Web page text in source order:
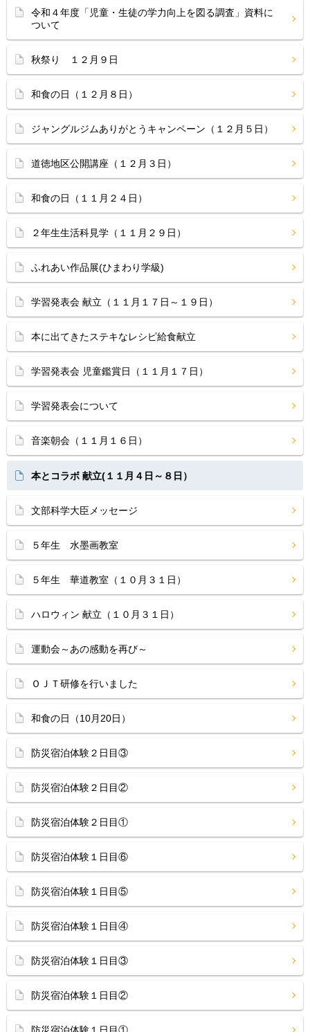
令和４年度「児童・生徒の学力向上を図る調査」資料に
ついて
秋祭り １２月９日
和食の日（１２月８日）
ジャングルジムありがとうキャンペーン（１２月５日）
道徳地区公開講座（１２月３日）
和食の日（１１月２４日）
２年生生活科見学（１１月２９日）
ふれあい作品展(ひまわり学級)
学習発表会 献立（１１月１７日～１９日）
本に出てきたステキなレシピ給食献立
学習発表会 児童鑑賞日（１１月１７日）
学習発表会について
音楽朝会（１１月１６日）
本とコラボ 献立(１１月４日～８日）
文部科学大臣メッセージ
５年生 水墨画教室
５年生 華道教室（１０月３１日）
ハロウィン 献立（１０月３１日）
運動会～あの感動を再び～
ＯＪＴ研修を行いました
和食の日（10月20日）
防災宿泊体験２日目③
防災宿泊体験２日目②
防災宿泊体験２日目①
防災宿泊体験１日目⑥
防災宿泊体験１日目⑤
防災宿泊体験１日目④
防災宿泊体験１日目③
防災宿泊体験１日目②